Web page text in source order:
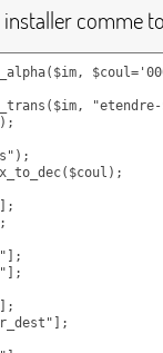
comme